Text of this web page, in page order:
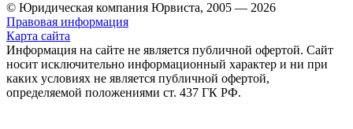
© Юридическая компания Юрвиста, 2005 — 2026
Правовая информация
Карта сайта
Информация на сайте не является публичной офертой. Cайт
носит исключительно информационный характер и ни при
каких условиях не является публичной офертой,
определяемой положениями ст. 437 ГК РФ.